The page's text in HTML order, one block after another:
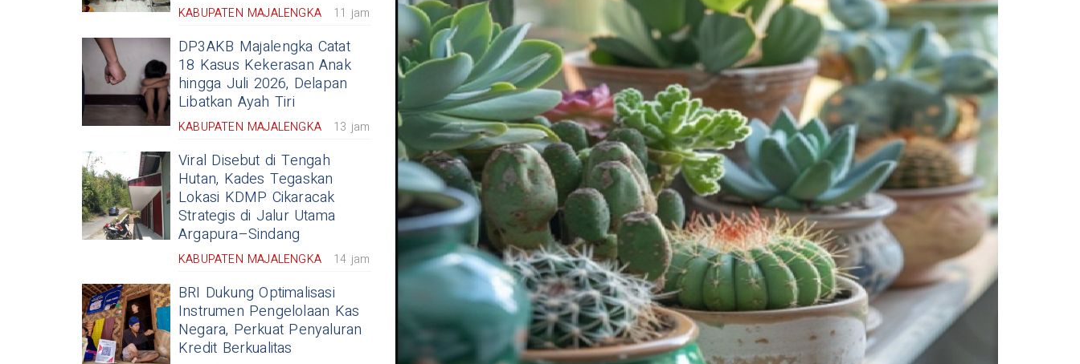
KABUPATEN MAJALENGKA 11 jam
DP3AKB Majalengka Catat
18 Kasus Kekerasan Anak
hingga Juli 2026, Delapan
Libatkan Ayah Tiri
KABUPATEN MAJALENGKA 13 jam
Viral Disebut di Tengah
Hutan, Kades Tegaskan
Lokasi KDMP Cikaracak
Strategis di Jalur Utama
Argapura–Sindang
KABUPATEN MAJALENGKA 14 jam
BRI Dukung Optimalisasi
Instrumen Pengelolaan Kas
Negara, Perkuat Penyaluran
Kredit Berkualitas